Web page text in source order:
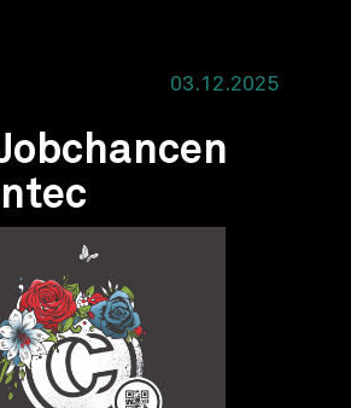
03.12.2025